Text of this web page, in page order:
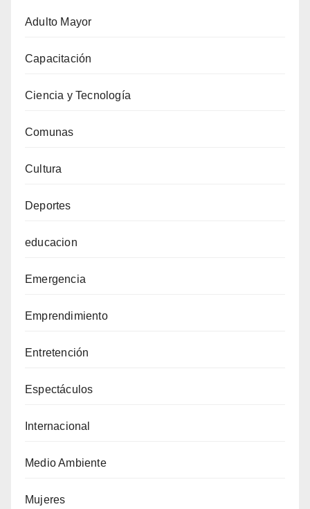
Adulto Mayor
Capacitación
Ciencia y Tecnología
Comunas
Cultura
Deportes
educacion
Emergencia
Emprendimiento
Entretención
Espectáculos
Internacional
Medio Ambiente
Mujeres